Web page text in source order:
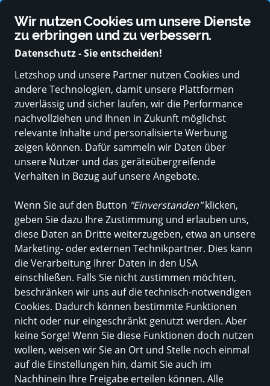
Wir nutzen Cookies um unsere Dienste
zu erbringen und zu verbessern.
Datenschutz - Sie entscheiden!
Letzshop und unsere Partner nutzen Cookies und
andere Technologien, damit unsere Plattformen
zuverlässig und sicher laufen, wir die Performance
nachvollziehen und Ihnen in Zukunft möglichst
relevante Inhalte und personalisierte Werbung
zeigen können. Dafür sammeln wir Daten über
unsere Nutzer und das geräteübergreifende
Verhalten in Bezug auf unsere Angebote.
Wenn Sie auf den Button "Einverstanden"klicken,
geben Sie dazu Ihre Zustimmung und erlauben uns,
diese Daten an Dritte weiterzugeben, etwa an unsere
Marketing- oder externen Technikpartner. Dies kann
die Verarbeitung Ihrer Daten in den USA
einschließen. Falls Sie nicht zustimmen möchten,
beschränken wir uns auf die technisch-notwendigen
Cookies. Dadurch können bestimmte Funktionen
nicht oder nur eingeschränkt genutzt werden. Aber
keine Sorge! Wenn Sie diese Funktionen doch nutzen
wollen, weisen wir Sie an Ort und Stelle noch einmal
auf die Einstellungen hin, damit Sie auch im
Nachhinein Ihre Freigabe erteilen können. Alle
Sprache ändern
ALLE KATEGORIEN NEUE PRODUKTE ANGEBOTE BABY &
Legami
Alle Produkte
ALLE FILTER
288 Produkte